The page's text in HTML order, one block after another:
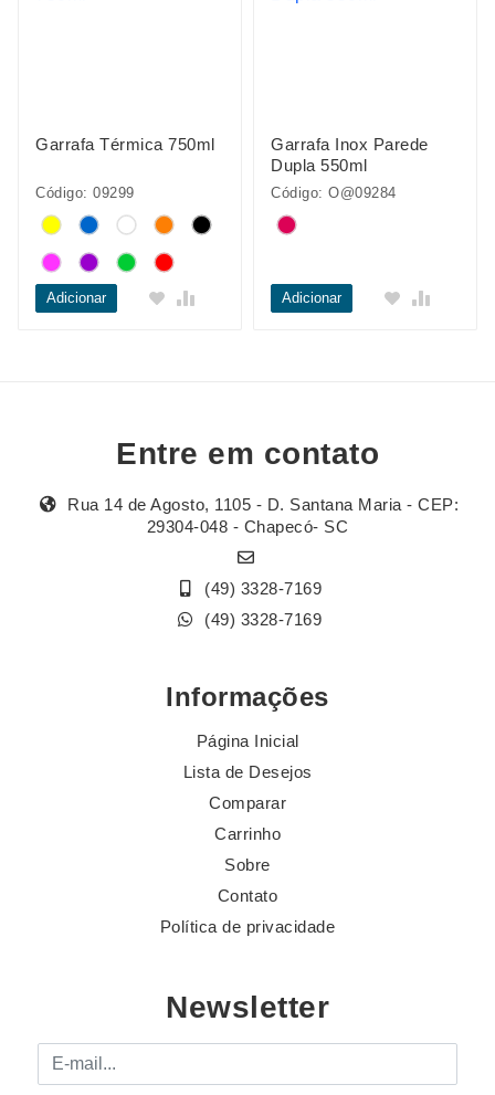
Garrafa Térmica 750ml
Código: 09299
Adicionar
Garrafa Inox Parede
Dupla 550ml
Código: O@09284
Adicionar
Entre em contato
Rua 14 de Agosto, 1105 - D. Santana Maria - CEP:
29304-048 - Chapecó- SC
(49) 3328-7169
(49) 3328-7169
Informações
Página Inicial
Lista de Desejos
Comparar
Carrinho
Sobre
Contato
Política de privacidade
Newsletter
E-mail